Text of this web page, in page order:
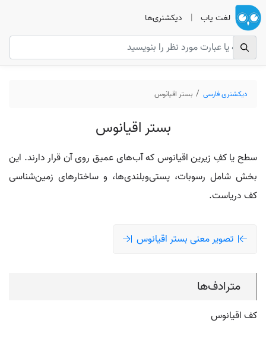
لغت یاب | دیکشنری‌ها
دیکشنری فارسی بستر اقیانوس
بستر اقیانوس
سطح یا کفِ زیرین اقیانوس که آب‌های عمیق روی آن قرار دارند. این
بخش شامل رسوبات، پستی‌وبلندی‌ها، و ساختارهای زمین‌شناسی
کف دریاست.
تصویر معنی بستر اقیانوس
مترادف‌ها
کف اقیانوس